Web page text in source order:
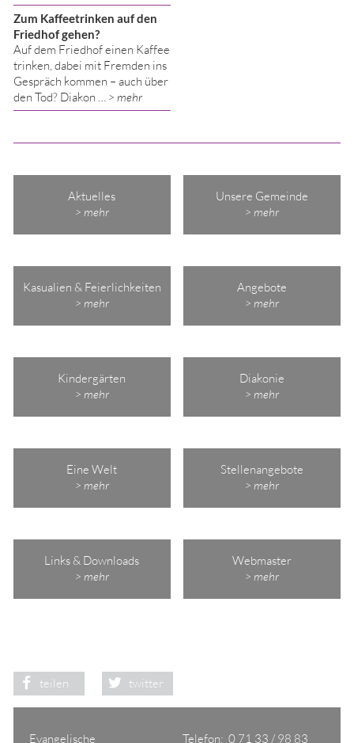
Zum Kaffeetrinken auf den
Friedhof gehen?
Auf dem Friedhof einen Kaffee
trinken, dabei mit Fremden ins
Gespräch kommen – auch über
den Tod? Diakon … > mehr
Aktuelles
> mehr
Unsere Gemeinde
> mehr
Kasualien & Feierlichkeiten
> mehr
Angebote
> mehr
Kindergärten
> mehr
Diakonie
> mehr
Eine Welt
> mehr
Stellenangebote
> mehr
Links & Downloads
> mehr
Webmaster
> mehr
teilen twitter
Evangelische Telefon: 0 71 33 / 98 83